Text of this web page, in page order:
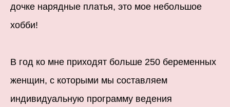
дочке нарядные платья, это мое небольшое
хобби!
В год ко мне приходят больше 250 беременных
женщин, с которыми мы составляем
индивидуальную программу ведения